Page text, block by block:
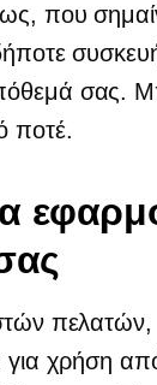
που
σας.
ποτέ.
πελατών,
για χρήση